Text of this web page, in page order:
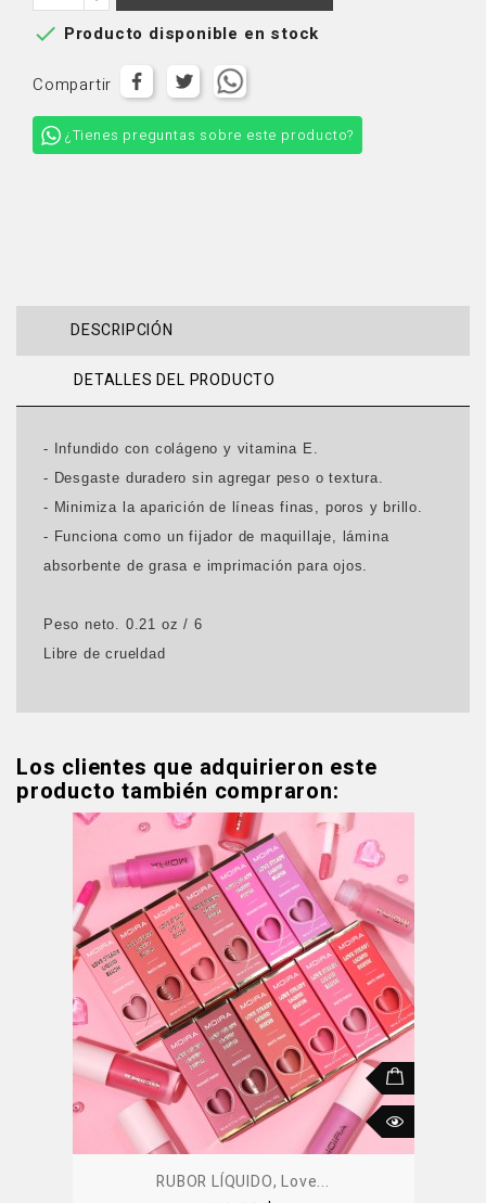
 Producto disponible en stock
Compartir
¿Tienes preguntas sobre este producto?
DESCRIPCIÓN
DETALLES DEL PRODUCTO
- Infundido con colágeno y vitamina E.
- Desgaste duradero sin agregar peso o textura.
- Minimiza la aparición de líneas finas, poros y brillo.
- Funciona como un fijador de maquillaje, lámina
absorbente de grasa e imprimación para ojos.
Peso neto. 0.21 oz / 6
Libre de crueldad
Los clientes que adquirieron este
producto también compraron:
RUBOR LÍQUIDO, Love...